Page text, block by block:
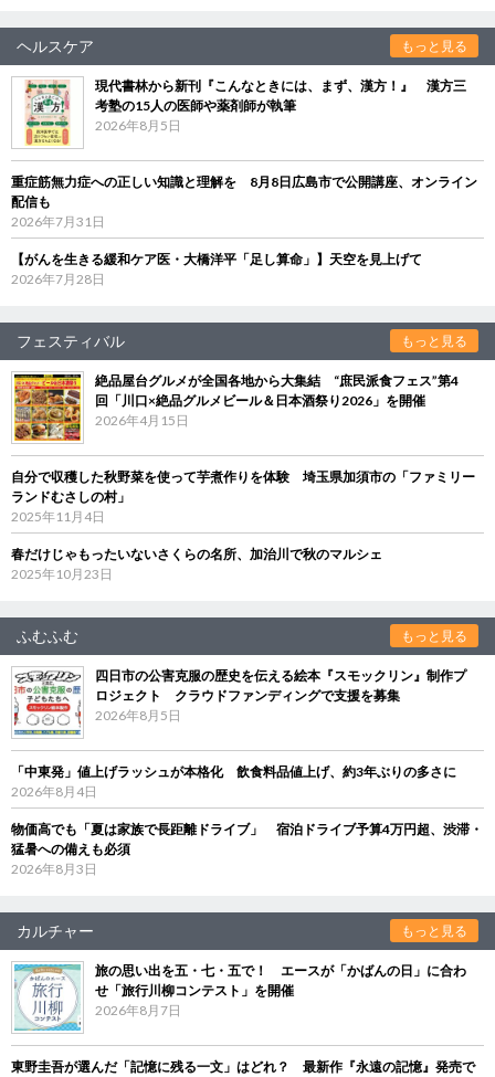
ヘルスケア もっと見る
現代書林から新刊『こんなときには、まず、漢方！』 漢方三
考塾の15人の医師や薬剤師が執筆
2026年8月5日
重症筋無力症への正しい知識と理解を 8月8日広島市で公開講座、オンライン
配信も
2026年7月31日
【がんを生きる緩和ケア医・大橋洋平「足し算命」】天空を見上げて
2026年7月28日
フェスティバル もっと見る
絶品屋台グルメが全国各地から大集結 “庶民派食フェス”第4
回「川口×絶品グルメビール＆日本酒祭り2026」を開催
2026年4月15日
自分で収穫した秋野菜を使って芋煮作りを体験 埼玉県加須市の「ファミリー
ランドむさしの村」
2025年11月4日
春だけじゃもったいないさくらの名所、加治川で秋のマルシェ
2025年10月23日
ふむふむ もっと見る
四日市の公害克服の歴史を伝える絵本『スモックリン』制作プ
ロジェクト クラウドファンディングで支援を募集
2026年8月5日
「中東発」値上げラッシュが本格化 飲食料品値上げ、約3年ぶりの多さに
2026年8月4日
物価高でも「夏は家族で長距離ドライブ」 宿泊ドライブ予算4万円超、渋滞・
猛暑への備えも必須
2026年8月3日
カルチャー もっと見る
旅の思い出を五・七・五で！ エースが「かばんの日」に合わ
せ「旅行川柳コンテスト」を開催
2026年8月7日
東野圭吾が選んだ「記憶に残る一文」はどれ？ 最新作『永遠の記憶』発売で